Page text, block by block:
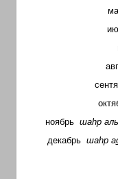
ноябрь шаhр
декабрь шаhр а